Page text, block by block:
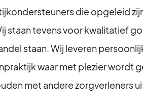
die opgeleid
staan tevens voor kwalitatief
staan. Wij leveren
waar met plezier wordt
met andere zorgverleners